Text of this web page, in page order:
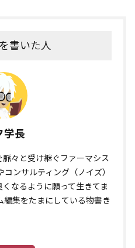
書いた人
学長
々と受け継ぐファーマシス
ンサルティング（ノイズ）
なるように願って生きてま
編集をたまにしている物書き